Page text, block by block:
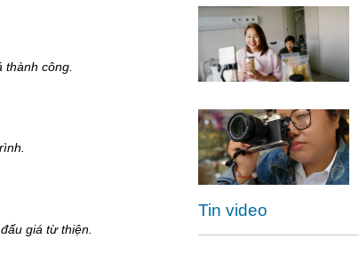
công.
giá từ thiện.
Tin video